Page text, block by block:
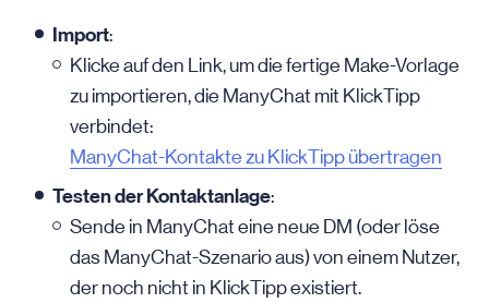
Import:
Klicke auf den Link, um die fertige Make-Vorlage
zu importieren, die ManyChat mit KlickTipp
verbindet:
ManyChat-Kontakte zu KlickTipp übertragen
Testen der Kontaktanlage:
Sende in ManyChat eine neue DM (oder löse
das ManyChat-Szenario aus) von einem Nutzer,
der noch nicht in KlickTipp existiert.